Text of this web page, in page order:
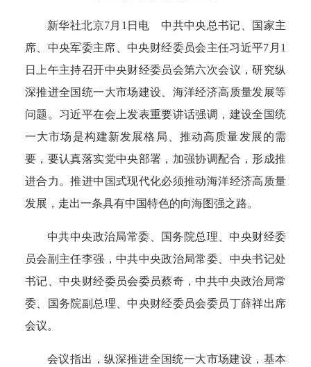
新华社北京7月1日电 中共中央总书记、国家主
席、中央军委主席、中央财经委员会主任习近平7月1
日上午主持召开中央财经委员会第六次会议，研究纵
深推进全国统一大市场建设、海洋经济高质量发展等
问题。习近平在会上发表重要讲话强调，建设全国统
一大市场是构建新发展格局、推动高质量发展的需
要，要认真落实党中央部署，加强协调配合，形成推
进合力。推进中国式现代化必须推动海洋经济高质量
发展，走出一条具有中国特色的向海图强之路。
中共中央政治局常委、国务院总理、中央财经委
员会副主任李强，中共中央政治局常委、中央书记处
书记、中央财经委员会委员蔡奇，中共中央政治局常
委、国务院副总理、中央财经委员会委员丁薛祥出席
会议。
会议指出，纵深推进全国统一大市场建设，基本